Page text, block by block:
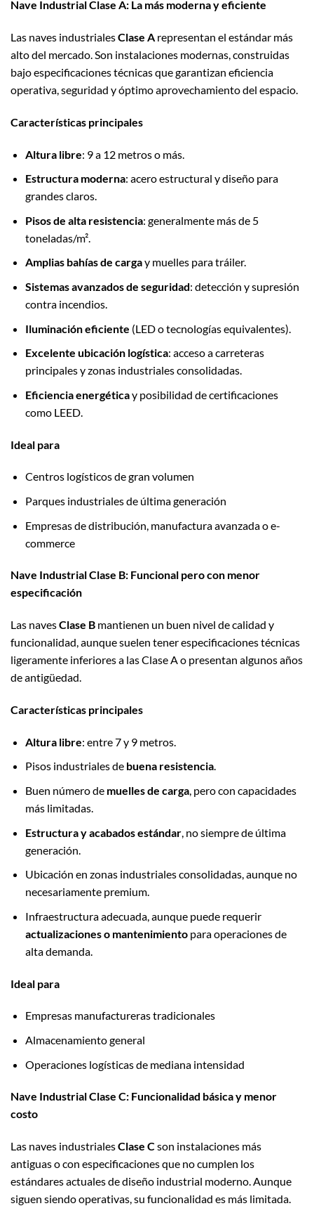
Nave Industrial Clase A: La más moderna y eficiente
Las naves industrialesClase A representan el estándar más
alto del mercado. Son instalaciones modernas, construidas
bajo especificaciones técnicas que garantizan eficiencia
operativa, seguridad y óptimo aprovechamiento del espacio.
Características principales
Altura libre: 9 a 12 metros o más.
Estructura moderna: acero estructural y diseño para
grandes claros.
Pisos de alta resistencia: generalmente más de 5
toneladas/m².
Amplias bahías de cargay muelles para tráiler.
Sistemas avanzados de seguridad: detección y supresión
contra incendios.
Iluminación eficiente (LED o tecnologías equivalentes).
Excelente ubicación logística: acceso a carreteras
principales y zonas industriales consolidadas.
Eficiencia energéticay posibilidad de certificaciones
como LEED.
Ideal para
Centros logísticos de gran volumen
Parques industriales de última generación
Empresas de distribución, manufactura avanzada o e-
commerce
Nave Industrial Clase B: Funcional pero con menor
especificación
Las navesClase B mantienen un buen nivel de calidad y
funcionalidad, aunque suelen tener especificaciones técnicas
ligeramente inferiores a las Clase A o presentan algunos años
de antigüedad.
Características principales
Altura libre: entre 7 y 9 metros.
Pisos industriales de buena resistencia.
Buen número de muelles de carga, pero con capacidades
más limitadas.
Estructura y acabados estándar, no siempre de última
generación.
Ubicación en zonas industriales consolidadas, aunque no
necesariamente premium.
Infraestructura adecuada, aunque puede requerir
actualizaciones o mantenimientopara operaciones de
alta demanda.
Ideal para
Empresas manufactureras tradicionales
Almacenamiento general
Operaciones logísticas de mediana intensidad
Nave Industrial Clase C: Funcionalidad básica y menor
costo
Las naves industrialesClase Cson instalaciones más
antiguas o con especificaciones que no cumplen los
estándares actuales de diseño industrial moderno. Aunque
siguen siendo operativas, su funcionalidad es más limitada.